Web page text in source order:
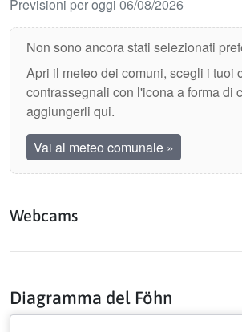
Previsioni per oggi 06/08/2026
Non sono ancora stati selezionati
Apri il meteo dei comuni, scegli i tuoi
contrassegnali con l'icona a forma di
aggiungerli qui.
Vai al meteo comunale »
Webcams
Diagramma del Föhn